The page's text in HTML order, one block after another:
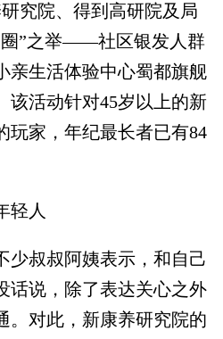
院、得到高研院及局
圈”之举——社区银发人群
亲生活体验中心蜀都旗舰
该活动针对45岁以上的新
玩家，年纪最长者已有84
人
叔叔阿姨表示，和自己
话说，除了表达关心之外
。对此，新康养研究院的